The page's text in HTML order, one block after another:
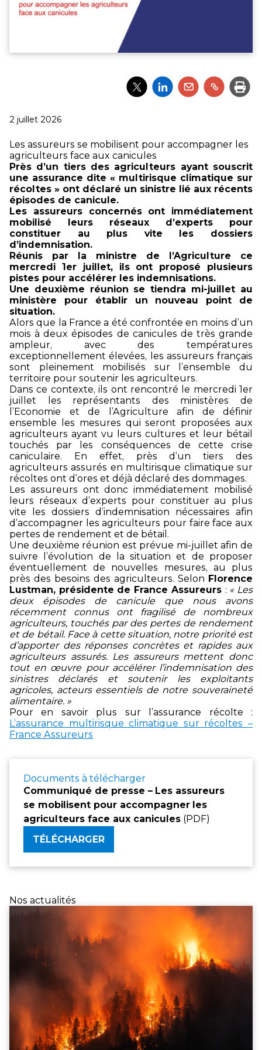
Partager
l'article
Partager
l'article
Partager
l'article
Partager
l'article
Publié
2 juillet 2026
Les assureurs se mobilisent pour accompagner les
agriculteurs face aux canicules
Près d’un tiers des agriculteurs ayant souscrit
une assurance dite « multirisque climatique sur
récoltes » ont déclaré un sinistre lié aux récents
épisodes de canicule.
Les assureurs concernés ont immédiatement
mobilisé leurs réseaux d’experts pour
constituer au plus vite les dossiers
d’indemnisation.
Réunis par la ministre de l’Agriculture ce
mercredi 1erjuillet, ils ont proposé plusieurs
pistes pour accélérer les indemnisations.
Une deuxième réunion se tiendra mi-juillet au
ministère pour établir un nouveau point de
situation.
Alors que la France a été confrontée en moins d’un
mois à deux épisodes de canicules de très grande
ampleur, avec des températures
exceptionnellement élevées, les assureurs français
sont pleinement mobilisés sur l’ensemble du
territoire pour soutenir les agriculteurs.
Dans ce contexte, ils ont rencontré le mercredi 1er
juillet les représentants des ministères de
l’Economie et de l’Agriculture afin de définir
ensemble les mesures qui seront proposées aux
agriculteurs ayant vu leurs cultures et leur bétail
touchés par les conséquences de cette crise
caniculaire. En effet, près d’un tiers des
agriculteurs assurés en multirisque climatique sur
récoltes ont d’ores et déjà déclaré des dommages.
Les assureurs ont donc immédiatement mobilisé
leurs réseaux d’experts pour constituer au plus
vite les dossiers d’indemnisation nécessaires afin
d’accompagner les agriculteurs pour faire face aux
pertes de rendement et de bétail.
Une deuxième réunion est prévue mi-juillet afin de
suivre l’évolution de la situation et de proposer
éventuellement de nouvelles mesures, au plus
près des besoins des agriculteurs. Selon Florence
Lustman, présidente de France Assureurs : « Les
deux épisodes de canicule que nous avons
récemment connus ont fragilisé de nombreux
agriculteurs, touchés par des pertes de rendement
et de bétail. Face à cette situation, notre priorité est
d’apporter des réponses concrètes et rapides aux
agriculteurs assurés. Les assureurs mettent donc
tout en œuvre pour accélérer l’indemnisation des
sinistres déclarés et soutenir les exploitants
agricoles, acteurs essentiels de notre souveraineté
alimentaire. »
Pour en savoir plus sur l’assurance récolte :
L’assurance multirisque climatique sur récoltes –
France Assureurs
Documents à télécharger
Communiqué de presse – Les assureurs
se mobilisent pour accompagner les
agriculteurs face aux canicules (PDF)
TÉLÉCHARGER
Nos actualités